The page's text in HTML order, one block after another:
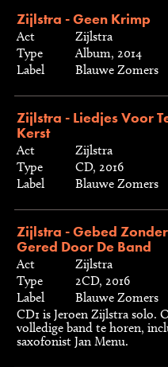
Zijlstra - Geen Krimp
Act
Zijlstra
Type
Album, 2014
Label
Blauwe Zomers
Zijlstra - Liedjes Voor
Kerst
Act
Zijlstra
Type
CD, 2016
Label
Blauwe Zomers
Zijlstra - Gebed
Gered Door De Band
Act
Zijlstra
Type
2CD, 2016
Label
Blauwe Zomers
CD1 is Jeroen Zijlstra solo.
volledige band te horen,
saxofonist Jan Menu.